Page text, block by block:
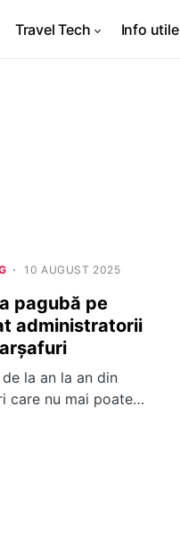
Travel Tech Info utile
10 AUGUST 2025
pagubă pe
administratorii
la an la an din
care nu mai poate…